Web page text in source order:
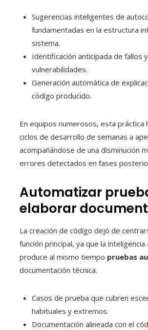
Sugerencias inteligentes de
fundamentadas en la estructura
sistema.
Identificación anticipada de fallos
vulnerabilidades.
Generación automática de
código producido.
En equipos numerosos, esta práctica
ciclos de desarrollo de semanas a
acompañándose de una disminución
errores detectados en fases
Automatizar
elaborar
La creación de código dejó de
función principal, ya que la inteligencia
produce al mismo tiempo pruebas
documentación técnica.
Casos de prueba que cubren
habituales y extremos.
Documentación alineada con el